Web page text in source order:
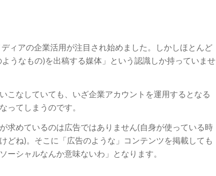
ィアの企業活用が注目され始めました。しかしほとんど
うなもの)を出稿する媒体」という認識しか持っていませ
こなしていても、いざ企業アカウントを運用するとなる
ってしまうのです。
求めているのは広告ではありません(自身が使っている時
どね)。そこに「広告のような」コンテンツを掲載しても
シャルなんか意味ないわ」となります。